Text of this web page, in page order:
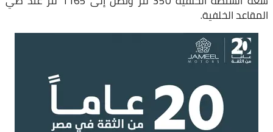
المقاعد الخلفية.